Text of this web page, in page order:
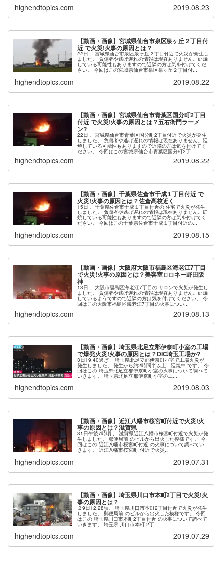
highendtopics.com 2019.08.23
【動画・画像】宮城県仙台市泉区泉ヶ丘２丁目付
近 で火災!火事の原因とは？
22日 、宮城県仙台市泉区泉ヶ丘２丁目付近で火災が発生し
ました。 負傷者や逃げ遅れの情報は現在ありません。延焼
している可能性もありますので近隣の方は気を付けてくだ
さい。 今回はこの宮城県仙台市泉区泉ヶ丘２丁目付...
highendtopics.com 2019.08.22
【動画・画像】宮城県仙台市青葉区国分町2丁目
付近 で火災!火事の原因とは？五右衛門ラーメ
ン?
22日 、宮城県仙台市青葉区国分町2丁目付近で火災が発生
しました。 負傷者や逃げ遅れの情報は現在ありません。延
焼している可能性もありますので近隣の方は気を付けてく
ださい。 今回はこの宮城県仙台市青葉区国分町2丁...
highendtopics.com 2019.08.22
【動画・画像】千葉県佐倉市千成１丁目付近 で
火災!火事の原因とは？佐倉高校近く
15日 、千葉県佐倉市千成１丁目付近の 住宅で火災が発生
しました。 負傷者や逃げ遅れの情報は現在ありません。延
焼している可能性もありますので近隣の方は気を付けてく
ださい。 今回はこの千葉県佐倉市千成１丁目付近の...
highendtopics.com 2019.08.15
【動画・画像】大阪府大阪市福島区海老江7丁目
で火災!火事の原因とは？美容室ロロネー野田阪
神
13日 、大阪市福島区海老江7丁目の サロンで火災が発生し
ました。 負傷者や逃げ遅れの情報は現在ありません。延焼
しているようですので近隣の方は気を付けてください。 今
回はこの大阪市福島区海老江7丁目の火事につい...
highendtopics.com 2019.08.13
【動画・画像】埼玉県北足立郡伊奈町小室の工場
で爆発火災!火事の原因とは？DIC埼玉工場か?
3日19:40過ぎ 、埼玉県北足立郡伊奈町小室で工場火災が
発生しました。 発生から約2時間半以上、延焼中 です。 今
回はこの 埼玉県北足立郡伊奈町小室の火事について調べて
いきます。 埼玉県北足立郡伊奈町小室の工...
highendtopics.com 2019.08.03
【動画・画像】近江八幡市桜宮町付近で火災!火
事の原因とは？滋賀県
31日午後7時頃 、 滋賀県近江八幡市桜宮町付近で火災が発
生しました。 郵便局前 のビルから出火した模様です。 今
回はこの 近江八幡市桜宮町付近 の火事について調べてい
きます。 近江八幡市桜宮町 付近で火災...
highendtopics.com 2019.07.31
【動画・画像】埼玉県川口市本町2丁目で火災!火
事の原因とは？
２9日12:28頃、 埼玉県川口市本町2丁目付近で火災が発生
しました。 郵便局前 のビルから出火した模様です。 今回
はこの 埼玉県川口市本町2丁目付近 の火事について調べて
いきます。 埼玉県 川口市本町 2丁...
highendtopics.com 2019.07.29